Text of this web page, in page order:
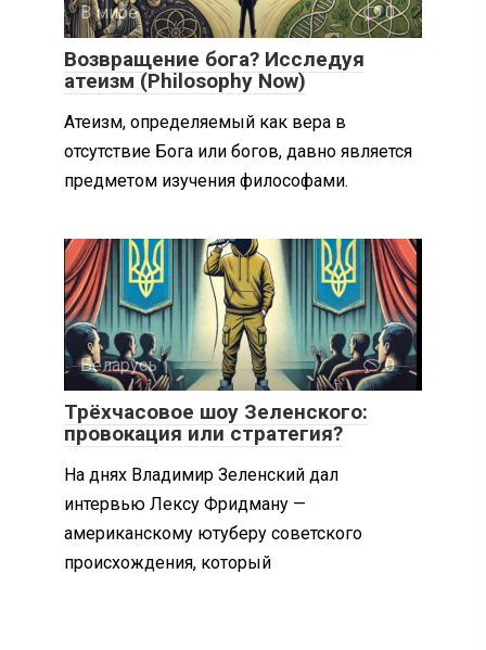
В мире 0
Возвращение бога? Исследуя
атеизм (Philosophy Now)
Атеизм, определяемый как вера в
отсутствие Бога или богов, давно является
предметом изучения философами.
Беларусь 0
Трёхчасовое шоу Зеленского:
провокация или стратегия?
На днях Владимир Зеленский дал
интервью Лексу Фридману —
американскому ютуберу советского
происхождения, который